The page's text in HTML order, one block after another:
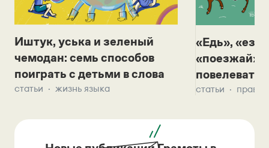
Иштук, уська и зеленый
чемодан: семь способов
поиграть с детьми в слова
статьи жизнь языка
«Едь»,
«поезжай»?
повелевать
статьи